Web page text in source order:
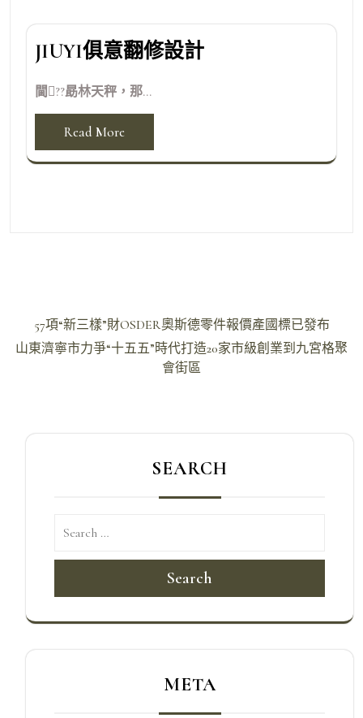
JIUYI俱意翻修設計
閫??勗林天秤，那...
Read More
章
57項“新三樣”財OSDER奧斯德零件報價產國標已發布
山東濟寧市力爭“十五五”時代打造20家市級創業到九宮格聚
會街區
SEARCH
Search
META